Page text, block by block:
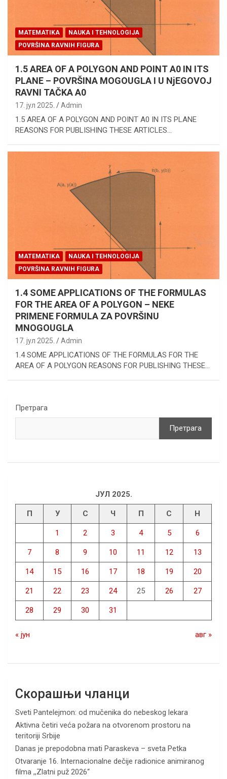
MATEMATIKA
NAUKA I TEHNOLOGIJA
POVRŠINA RAVNIH FIGURA
1.5 AREA OF A POLYGON AND POINT A0 IN ITS
PLANE – POVRŠINA MOGOUGLA I U NjEGOVOJ
RAVNI TAČKA A0
17. јул 2025. Admin
1.5 AREA OF A POLYGON AND POINT A0 IN ITS PLANE
REASONS FOR PUBLISHING THESE ARTICLES…
MATEMATIKA
NAUKA I TEHNOLOGIJA
POVRŠINA RAVNIH FIGURA
1.4 SOME APPLICATIONS OF THE FORMULAS
FOR THE AREA OF A POLYGON – NEKE
PRIMENE FORMULA ZA POVRŠINU
MNOGOUGLA
17. јул 2025. Admin
1.4 SOME APPLICATIONS OF THE FORMULAS FOR THE
AREA OF A POLYGON REASONS FOR PUBLISHING THESE…
Претрага
Претрага
ЈУЛ 2025.
П У С Ч П С Н
1 2 3 4 5 6
7 8 9 10 11 12 13
14 15 16 17 18 19 20
21 22 23 24 25 26 27
28 29 30 31
« јун авг »
Скорашњи чланци
Sveti Pantelejmon: od mučenika do nebeskog lekara
Aktivna četiri veća požara na otvorenom prostoru na
teritoriji Srbije
Danas je prepodobna mati Paraskeva – sveta Petka
Otvaranje 16. Internacionalne dečije radionice animiranog
filma ,,Zlatni puž 2026“